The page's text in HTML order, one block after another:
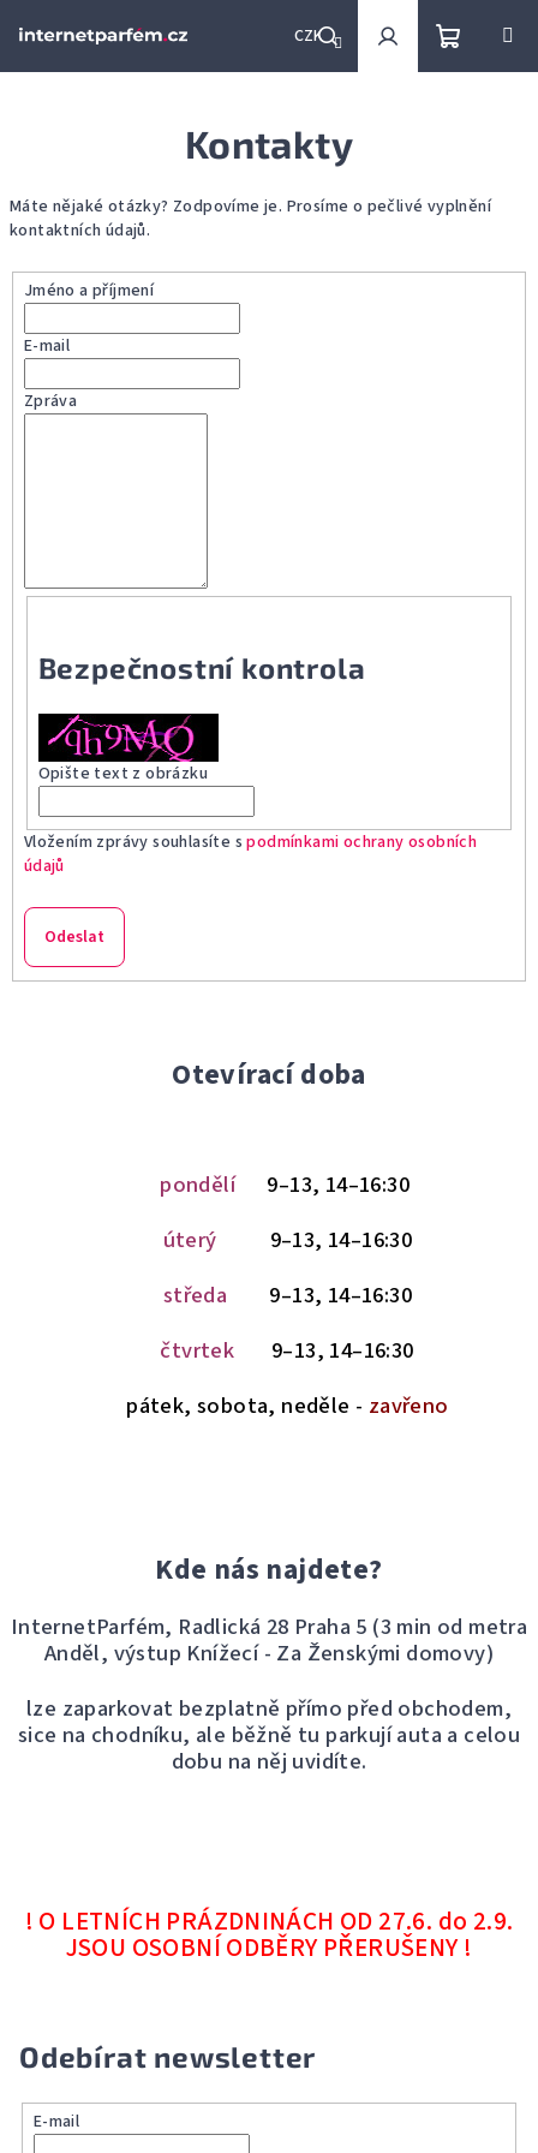
CZK
Hledat PřihlášeníNákupní
Kontakty
Máte nějaké otázky? Zodpovíme je. Prosíme o pečlivé vyplnění
kontaktních údajů.
Jméno a příjmení
E-mail
Zpráva
Bezpečnostní kontrola
Opište text z obrázku
Vložením zprávy souhlasíte spodmínkami ochrany osobních
údajů
Odeslat
Otevírací doba
pondělí
9–13, 14–16:30
úterý
9–13, 14–16:30
středa 9–13, 14–16:30
čtvrtek 9–13, 14–16:30
pátek, sobota, neděle - zavřeno
Kde nás najdete?
InternetParfém, Radlická 28 Praha 5 (3 min od metra
Anděl, výstup Knížecí - Za Ženskými domovy)
lze zaparkovat bezplatně přímo před obchodem,
sice na chodníku, ale běžně tu parkují auta a celou
dobu na něj uvidíte.
! O LETNÍCH PRÁZDNINÁCH OD 27.6. do 2.9.
JSOU OSOBNÍ ODBĚRY PŘERUŠENY !
Odebírat newsletter
E-mail